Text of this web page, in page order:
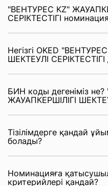
"ВЕНТУРЕС KZ"
СЕРІКТЕСТІГІ
Негізгі OKED
ШЕКТЕУЛІ СЕРІКТЕСТІГІ
БИН коды дегеніміз
ЖАУАПКЕРШІЛІГІ
Тізілімдерге қандай
болады?
Номинацияға
критерийлері қандай?